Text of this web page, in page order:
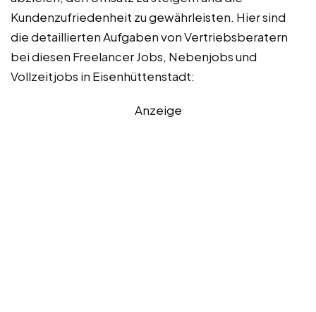
Kundenzufriedenheit zu gewährleisten. Hier sind
die detaillierten Aufgaben von Vertriebsberatern
bei diesen Freelancer Jobs, Nebenjobs und
Vollzeitjobs in Eisenhüttenstadt:
Anzeige